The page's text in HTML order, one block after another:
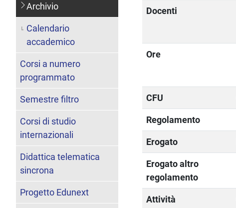
Docenti
Ore
CFU
Regolamento
Erogato
Erogato altro
regolamento
Attività
Archivio
Calendario
accademico
Corsi a numero
programmato
Semestre filtro
Corsi di studio
internazionali
Didattica telematica
sincrona
Progetto Edunext